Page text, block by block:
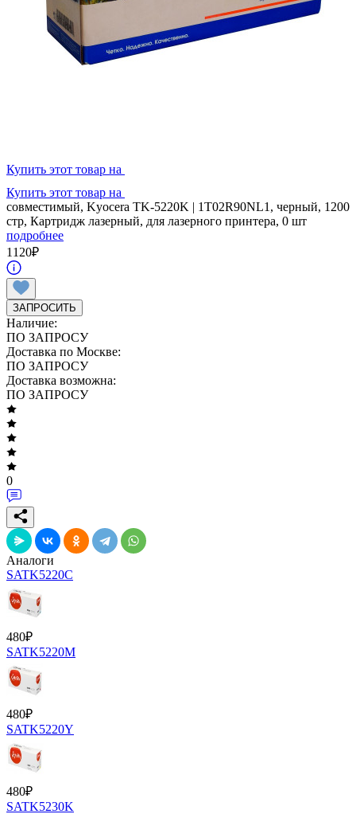
Купить этот товар на
Купить этот товар на
совместимый, Kyocera TK-5220K | 1T02R90NL1, черный, 1200
стр, Картридж лазерный, для лазерного принтера, 0 шт
подробнее
1120₽
ЗАПРОСИТЬ
Наличие:
ПО ЗАПРОСУ
Доставка по Москве:
ПО ЗАПРОСУ
Доставка возможна:
ПО ЗАПРОСУ
0
Аналоги
SATK5220C
480₽
SATK5220M
480₽
SATK5220Y
480₽
SATK5230K